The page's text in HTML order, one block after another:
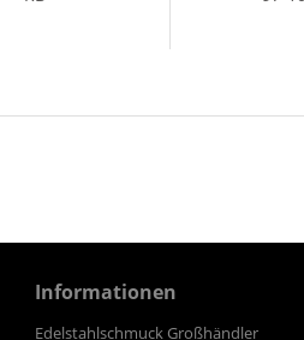
Informationen
Edelstahlschmuck Großhändler